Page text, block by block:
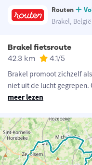
Routen
Brakel, België
Brakel fietsroute
42.3 km 4.1/5
Brakel promoot zichzelf
niet uit de lucht gegrepen.
meer lezen